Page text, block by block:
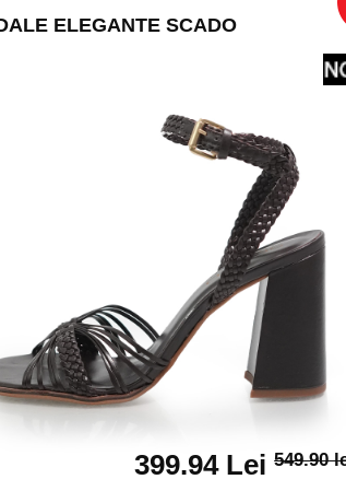
ELEGANTE SCADO
399.94 Lei549.90